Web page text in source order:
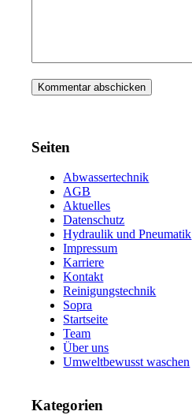
Seiten
Abwassertechnik
AGB
Aktuelles
Datenschutz
Hydraulik und Pneumatik
Impressum
Karriere
Kontakt
Reinigungstechnik
Sopra
Startseite
Team
Über uns
Umweltbewusst waschen
Kategorien